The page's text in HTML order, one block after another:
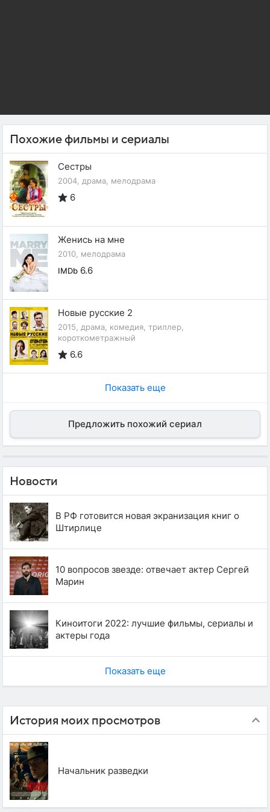
Похожие фильмы и сериалы
Сестры
2004, драма, мелодрама
6
Женись на мне
2010, мелодрама
IMDb 6.6
Новые русские 2
2015, драма, комедия, триллер,
короткометражный
6.6
Показать еще
Предложить похожий сериал
Новости
В РФ готовится новая экранизация книг о
Штирлице
10 вопросов звезде: отвечает актер Сергей
Марин
Киноитоги 2022: лучшие фильмы, сериалы и
актеры года
Показать еще
История моих просмотров
Начальник разведки